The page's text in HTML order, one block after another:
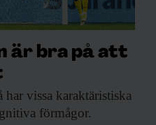
är bra på att
har vissa karaktäristiska
förmågor.